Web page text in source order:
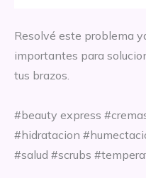
Resolvé este problema
importantes para
tus brazos.
#beauty express
#hidratacion
#salud #scrubs